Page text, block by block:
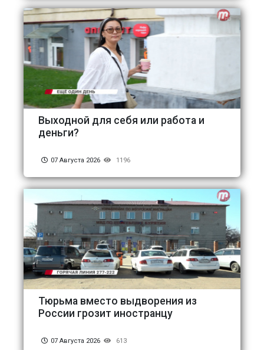
Выходной для себя или работа и
деньги?
07 Августа 2026 1196
Тюрьма вместо выдворения из
России грозит иностранцу
07 Августа 2026 613